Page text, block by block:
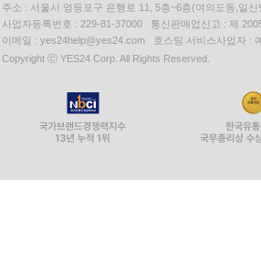
주소 : 서울시 영등포구 은행로 11, 5층~6층(여의도동,일신
사업자등록번호 : 229-81-37000 통신판매업신고 : 제
이메일 : yes24help@yes24.com 호스팅 서비스사업자 :
Copyright ⓒ YES24 Corp. All Rights Reserved.